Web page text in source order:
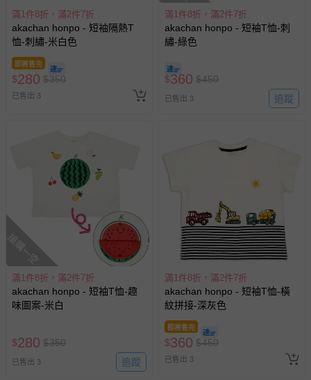
滿1件8折，滿2件7折
akachan honpo - 短袖隔熱T
恤-刺繡-米白色
即將售完
$280 $350
已售出 3
滿1件8折，滿2件7折
akachan honpo - 短袖T恤-刺
繡-綠色
$360 $450
已售出 3 追蹤
搶購一空
滿1件8折，滿2件7折
akachan honpo - 短袖T恤-趣
味圖案-米白
$280 $350
已售出 3 追蹤
滿1件8折，滿2件7折
akachan honpo - 短袖T恤-橫
紋拼接-深灰色
即將售完
$360 $450
已售出 3